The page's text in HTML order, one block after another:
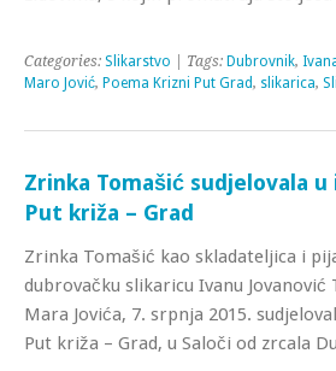
Categories: Slikarstvo | Tags: Dubrovnik,
Maro Jović, Poema Krizni Put Grad, slikarica,
Zrinka Tomašić sudjelovala
Put križa – Grad
Zrinka Tomašić kao skladateljica i
dubrovačku slikaricu Ivanu
Mara Jovića, 7. srpnja 2015.
Put križa – Grad, u Saloči od zrcala